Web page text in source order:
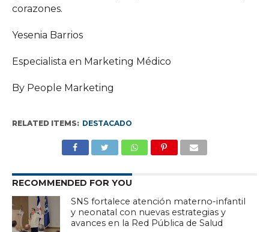
corazones.
Yesenia Barrios
Especialista en Marketing Médico
By People Marketing
RELATED ITEMS: DESTACADO
RECOMMENDED FOR YOU
SNS fortalece atención materno-infantil
y neonatal con nuevas estrategias y
avances en la Red Pública de Salud